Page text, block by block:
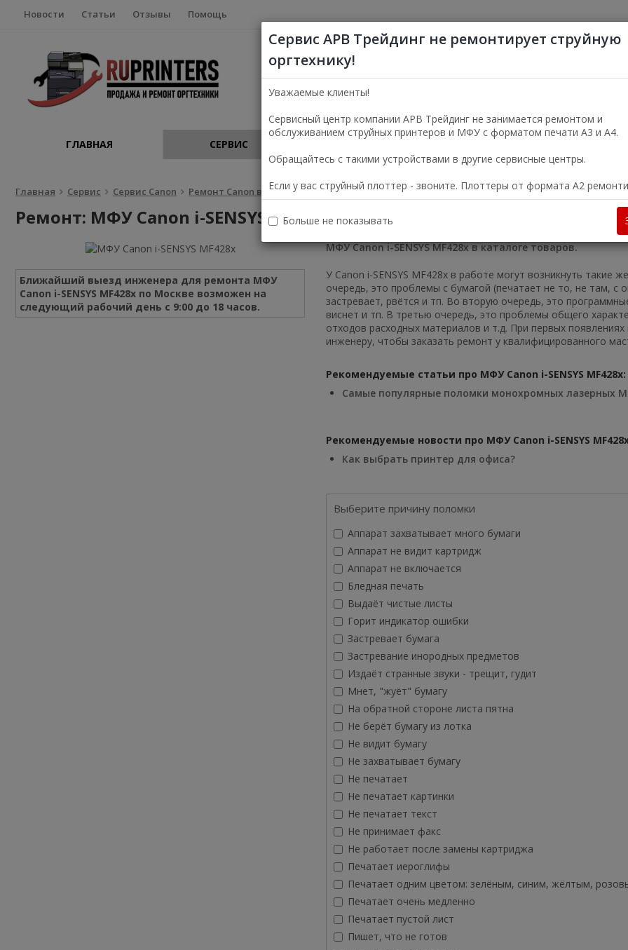
Новости Статьи Отзывы Помощь
Пн—Пт 9:00—18:00
ГЛАВНАЯ СЕРВИС
Главная Сервис Сервис Canon Ремонт Canon в Москве Копиры и МФУ Лазерные черно-белые МФУ МФУ Canon i-
Ремонт: МФУ Canon i-SENSYS MF428x
Ближайший выезд инженера для ремонта МФУ
Canon i-SENSYS MF428x по Москве возможен на
следующий рабочий день с 9:00 до 18 часов.
МФУ Canon i-SENSYS MF428x в каталоге товаров.
У Canon i-SENSYS MF428x в работе могут возникнуть такие
очередь, это проблемы с бумагой (печатает не то, не там,
застревает, рвётся и тп. Во вторую очередь, это
виснет и тп. В третью очередь, это проблемы общего
отходов расходных материалов и т.д. При первых
инженеру, чтобы заказать ремонт у квалифицированного
Рекомендуемые статьи про МФУ Canon i-SENSYS MF428x:
Самые популярные поломки монохромных лазерных
Рекомендуемые новости про МФУ Canon i-SENSYS
Как выбрать принтер для офиса?
Выберите причину поломки
Аппарат захватывает много бумаги
Аппарат не видит картридж
Аппарат не включается
Бледная печать
Выдаёт чистые листы
Горит индикатор ошибки
Застревает бумага
Застревание инородных предметов
Издаёт странные звуки - трещит, гудит
Мнет, "жуёт" бумагу
На обратной стороне листа пятна
Не берёт бумагу из лотка
Не видит бумагу
Не захватывает бумагу
Не печатает
Не печатает картинки
Не печатает текст
Не принимает факс
Не работает после замены картриджа
Печатает иероглифы
Печатает одним цветом: зелёным, синим, жёлтым,
Печатает очень медленно
Печатает пустой лист
Пишет, что не готов
Сервис АРВ Трейдинг не ремонтирует струйную
оргтехнику!
Уважаемые клиенты!
Сервисный центр компании АРВ Трейдинг не занимается ремонтом и
обслуживанием струйных принтеров и МФУ с форматом печати А3 и А4.
Обращайтесь с такими устройствами в другие сервисные центры.
Если у вас струйный плоттер - звоните. Плоттеры от формата А2
Больше не показывать